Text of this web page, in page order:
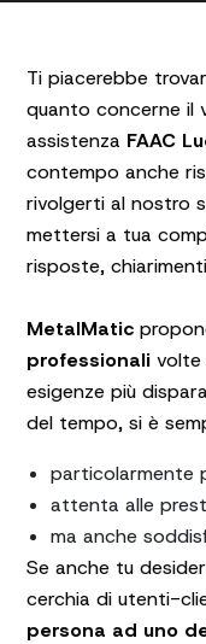
Ti piacerebbe
quanto concerne il
assistenza FAAC
contempo anche
rivolgerti al nostro
mettersi a tua
risposte,
MetalMatic
professionali volte
esigenze più
del tempo, si è
particolarmente
attenta alle
ma anche
Se anche tu
cerchia di utenti-
persona ad uno